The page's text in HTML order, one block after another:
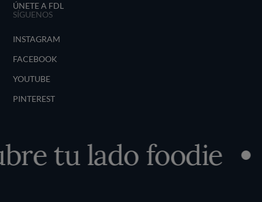
ÚNETE A FDL
SÍGUENOS
INSTAGRAM
FACEBOOK
YOUTUBE
PINTEREST
tu lado foodie